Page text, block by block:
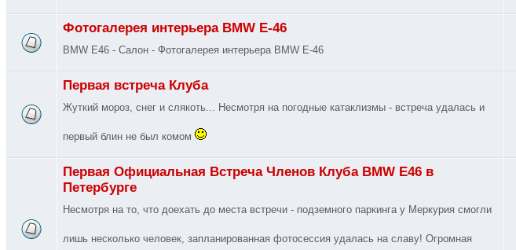
Фотогалерея интерьера BMW E-46
BMW E46 - Салон - Фотогалерея интерьера BMW E-46
Первая встреча Клуба
Жуткий мороз, снег и слякоть... Несмотря на погодные катаклизмы - встреча удалась и
первый блин не был комом
Первая Официальная Встреча Членов Клуба BMW E46 в
Петербурге
Несмотря на то, что доехать до места встречи - подземного паркинга у Меркурия смогли
лишь несколько человек, запланированная фотосессия удалась на славу! Огромная